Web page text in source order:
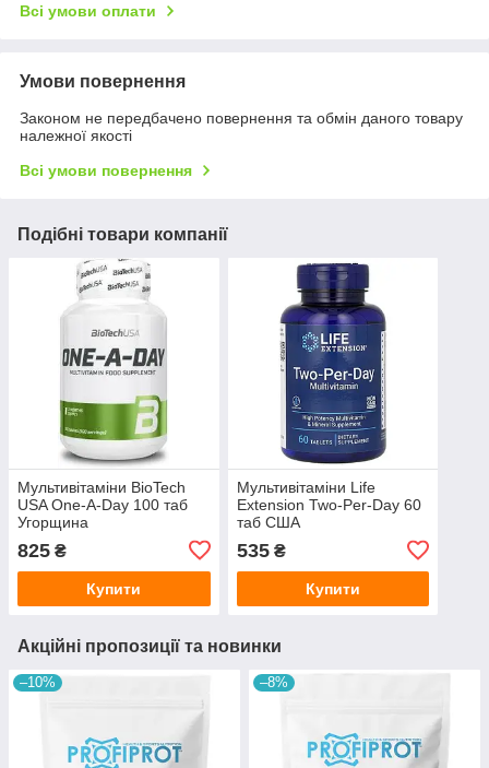
Всі умови оплати
Умови повернення
Законом не передбачено повернення та обмін даного товару
належної якості
Всі умови повернення
Подібні товари компанії
Мультивітаміни BioTech
USA One-A-Day 100 таб
Угорщина
825 ₴
Купити
Мультивітаміни Life
Extension Two-Per-Day 60
таб США
535₴
Купити
Акційні пропозиції та новинки
–10% –8%